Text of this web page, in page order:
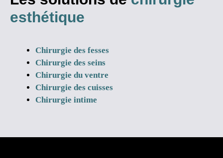
esthétique
Chirurgie des fesses
Chirurgie des seins
Chirurgie du ventre
Chirurgie des cuisses
Chirurgie intime